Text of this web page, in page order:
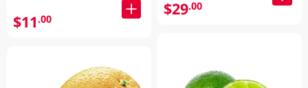
$11.00
$29.00